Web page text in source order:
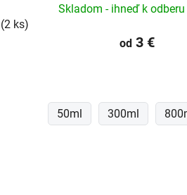
(2 ks)
Skladom - ihneď k odberu
od3 €
50ml 300ml